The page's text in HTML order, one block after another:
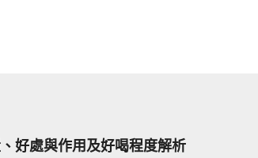
好處與作用及好喝程度解析